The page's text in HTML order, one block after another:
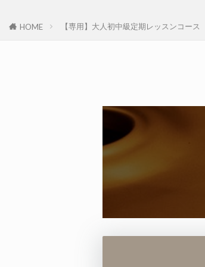
HOME 【専用】大人初中級定期レッスンコース